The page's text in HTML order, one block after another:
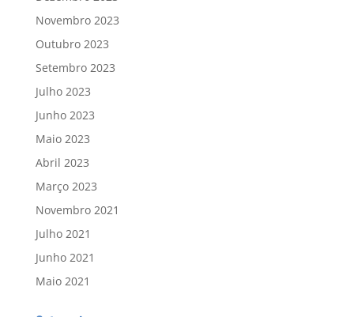
Novembro 2023
Outubro 2023
Setembro 2023
Julho 2023
Junho 2023
Maio 2023
Abril 2023
Março 2023
Novembro 2021
Julho 2021
Junho 2021
Maio 2021